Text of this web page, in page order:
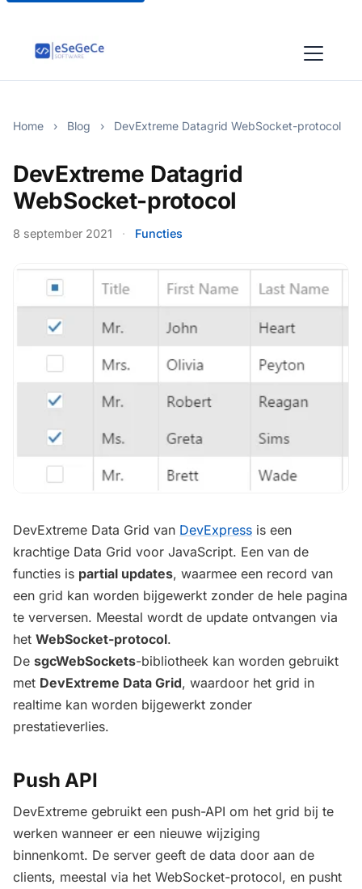
Home › Blog › DevExtreme Datagrid WebSocket-protocol
DevExtreme Datagrid
WebSocket-protocol
8 september 2021 · Functies
DevExtreme Data Grid van DevExpress is een
krachtige Data Grid voor JavaScript. Een van de
functies is partial updates, waarmee een record van
een grid kan worden bijgewerkt zonder de hele pagina
te verversen. Meestal wordt de update ontvangen via
het WebSocket-protocol.
De sgcWebSockets-bibliotheek kan worden gebruikt
met DevExtreme Data Grid, waardoor het grid in
realtime kan worden bijgewerkt zonder
prestatieverlies.
Push API
DevExtreme gebruikt een push-API om het grid bij te
werken wanneer er een nieuwe wijziging
binnenkomt. De server geeft de data door aan de
clients, meestal via het WebSocket-protocol, en pusht